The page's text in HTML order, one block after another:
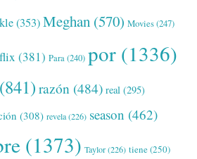
(353) Meghan (570) Movies(247)
(381) Para(240) por (1336)
(841) razón (484) real (295)
(308) revela(226) season (462)
(1373) Taylor(226) tiene(250)